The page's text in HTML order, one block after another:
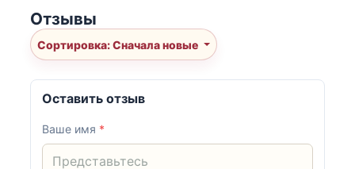
Отзывы
Сортировка: Сначала новые
Оставить отзыв
Ваше имя *